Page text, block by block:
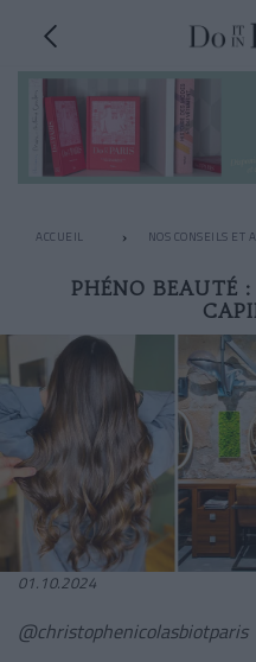
ACCUEIL NOS CONSEILS ET
PHÉNO BEAUTÉ
01.10.2024
@christophenicolasbiotparis